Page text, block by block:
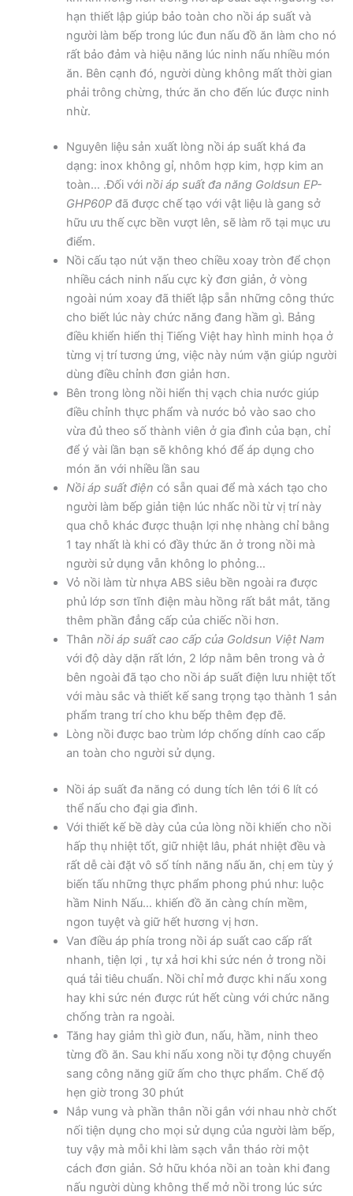
hạn thiết lập giúp bảo toàn cho nồi áp suất và
người làm bếp trong lúc đun nấu đồ ăn làm cho nó
rất bảo đảm và hiệu năng lúc ninh nấu nhiều món
ăn. Bên cạnh đó, người dùng không mất thời gian
phải trông chừng, thức ăn cho đến lúc được ninh
nhừ.
Nguyên liệu sản xuất lòng nồi áp suất khá đa
dạng: inox không gỉ, nhôm hợp kim, hợp kim an
toàn… .Đối với nồi áp suất đa năng Goldsun EP-
GHP60Pđã được chế tạo với vật liệu là gang sở
hữu ưu thế cực bền vượt lên, sẽ làm rõ tại mục ưu
điểm.
Nồi cấu tạo nút vặn theo chiều xoay tròn để chọn
nhiều cách ninh nấu cực kỳ đơn giản, ở vòng
ngoài núm xoay đã thiết lập sẵn những công thức
cho biết lúc này chức năng đang hầm gì. Bảng
điều khiển hiển thị Tiếng Việt hay hình minh họa ở
từng vị trí tương ứng, việc này núm vặn giúp người
dùng điều chỉnh đơn giản hơn.
Bên trong lòng nồi hiển thị vạch chia nước giúp
điều chỉnh thực phẩm và nước bỏ vào sao cho
vừa đủ theo số thành viên ở gia đình của bạn, chỉ
để ý vài lần bạn sẽ không khó để áp dụng cho
món ăn với nhiều lần sau
Nồi áp suất điện có sẵn quai để mà xách tạo cho
người làm bếp giản tiện lúc nhấc nồi từ vị trí này
qua chỗ khác được thuận lợi nhẹ nhàng chỉ bằng
1 tay nhất là khi có đầy thức ăn ở trong nồi mà
người sử dụng vẫn không lo phỏng…
Vỏ nồi làm từ nhựa ABS siêu bền ngoài ra được
phủ lớp sơn tĩnh điện màu hồng rất bắt mắt, tăng
thêm phần đẳng cấp của chiếc nồi hơn.
Thân nồi áp suất cao cấp của Goldsun Việt Nam
với độ dày dặn rất lớn, 2 lớp nằm bên trong và ở
bên ngoài đã tạo cho nồi áp suất điện lưu nhiệt tốt
với màu sắc và thiết kế sang trọng tạo thành 1 sản
phẩm trang trí cho khu bếp thêm đẹp đẽ.
Lòng nồi được bao trùm lớp chống dính cao cấp
an toàn cho người sử dụng.
Nồi áp suất đa năng có dung tích lên tới 6 lít có
thể nấu cho đại gia đình.
Với thiết kế bề dày của của lòng nồi khiến cho nồi
hấp thụ nhiệt tốt, giữ nhiệt lâu, phát nhiệt đều và
rất dễ cài đặt vô số tính năng nấu ăn, chị em tùy ý
biến tấu những thực phẩm phong phú như: luộc
hầm Ninh Nấu… khiến đồ ăn càng chín mềm,
ngon tuyệt và giữ hết hương vị hơn.
Van điều áp phía trong nồi áp suất cao cấp rất
nhanh, tiện lợi , tự xả hơi khi sức nén ở trong nồi
quá tải tiêu chuẩn. Nồi chỉ mở được khi nấu xong
hay khi sức nén được rút hết cùng với chức năng
chống tràn ra ngoài.
Tăng hay giảm thì giờ đun, nấu, hầm, ninh theo
từng đồ ăn. Sau khi nấu xong nồi tự động chuyển
sang công năng giữ ấm cho thực phẩm. Chế độ
hẹn giờ trong 30 phút
Nắp vung và phần thân nồi gắn với nhau nhờ chốt
nối tiện dụng cho mọi sử dụng của người làm bếp,
tuy vậy mà mỗi khi làm sạch vẫn tháo rời một
cách đơn giản. Sở hữu khóa nồi an toàn khi đang
nấu người dùng không thể mở nồi trong lúc sức